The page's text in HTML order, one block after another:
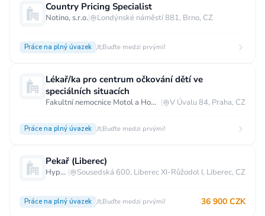
Country Pricing Specialist
Notino, s.r.o.| Londýnské náměstí 881, Brno, CZ
Práce na plný úvazek Buďte medzi prvými!
Lékař/ka pro centrum očkování dětí ve
speciálních situacích
Fakultní nemocnice Motol a Homolka | V Úvalu 84, Praha, CZ
Práce na plný úvazek Buďte medzi prvými!
Pekař (Liberec)
Hypermarket - Liberec | Sousedská 600, Liberec XI-Růžodol I, Liberec, CZ
Práce na plný úvazek Buďte medzi prvými! 36 900 CZK